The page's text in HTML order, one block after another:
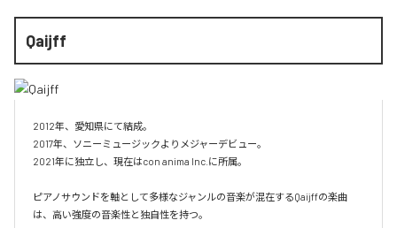
Qaijff
2012年、愛知県にて結成。
2017年、ソニーミュージックよりメジャーデビュー。
2021年に独立し、現在はcon anima Inc.に所属。
ピアノサウンドを軸として多様なジャンルの音楽が混在するQaijffの楽曲
は、高い強度の音楽性と独自性を持つ。